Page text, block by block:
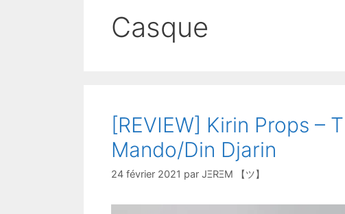
Casque
[REVIEW] Kirin Props –
Mando/Din Djarin
24 février 2021 par JΞRΞM 【ツ】